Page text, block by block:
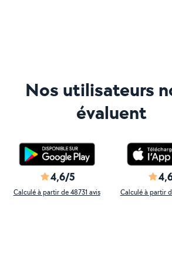
Nos utilisateurs
évaluent
4,6/5
Calculé à partir de 48731 avis Calculé à partir